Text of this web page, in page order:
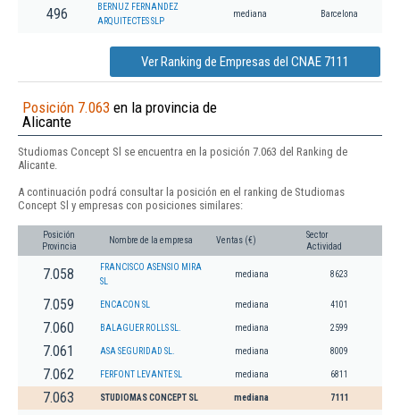
496
BERNUZ FERNANDEZ
ARQUITECTES SLP
mediana Barcelona
Ver Ranking de Empresas del CNAE 7111
Posición 7.063 en la provincia de
Alicante
Studiomas Concept Sl se encuentra en la posición 7.063 del Ranking de
Alicante.
A continuación podrá consultar la posición en el ranking de Studiomas
Concept Sl y empresas con posiciones similares:
Posición
Provincia
Nombre de la empresa Ventas (€)
Sector
Actividad
7.058
FRANCISCO ASENSIO MIRA
SL
mediana 8623
7.059 ENCACON SL mediana 4101
7.060 BALAGUER ROLLS SL. mediana 2599
7.061 ASA SEGURIDAD SL. mediana 8009
7.062 FERFONT LEVANTE SL mediana 6811
7.063 STUDIOMAS CONCEPT SL mediana 7111